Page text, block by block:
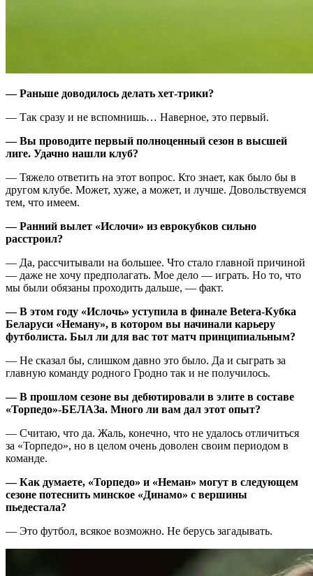
—Раньше доводилось делать хет-трики?
— Так сразу и не вспомнишь… Наверное, это первый.
—Вы проводите первый полноценный сезон в высшей
лиге. Удачно нашли клуб?
— Тяжело ответить на этот вопрос. Кто знает, как было бы в
другом клубе. Может, хуже, а может, и лучше. Довольствуемся
тем, что имеем.
—Ранний вылет «Ислочи» из еврокубков сильно
расстроил?
— Да, рассчитывали на большее. Что стало главной причиной
— даже не хочу предполагать. Мое дело — играть. Но то, что
мы были обязаны проходить дальше, — факт.
—В этом году «Ислочь» уступила в финале Betera-Кубка
Беларуси «Неману», в котором вы начинали карьеру
футболиста. Был ли для вас тот матч принципиальным?
— Не сказал бы, слишком давно это было. Да и сыграть за
главную команду родного Гродно так и не получилось.
—В прошлом сезоне вы дебютировали в элите в составе
«Торпедо»-БЕЛАЗа. Много ли вам дал этот опыт?
— Считаю, что да. Жаль, конечно, что не удалось отличиться
за «Торпедо», но в целом очень доволен своим периодом в
команде.
—Как думаете, «Торпедо» и «Неман» могут в следующем
сезоне потеснить минское «Динамо» с вершины
пьедестала?
— Это футбол, всякое возможно. Не берусь загадывать.